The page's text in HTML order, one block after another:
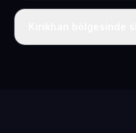
Tek fiyat uygulanır: